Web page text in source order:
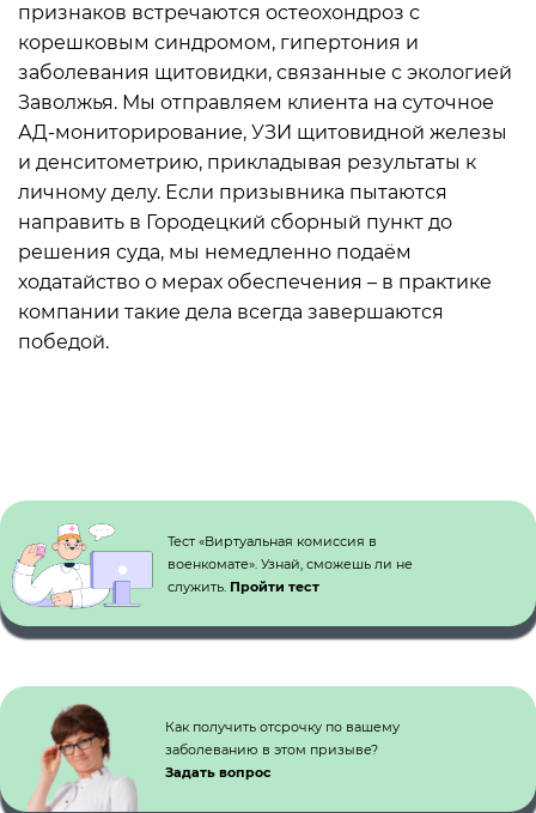
признаков встречаются остеохондроз с
корешковым синдромом, гипертония и
заболевания щитовидки, связанные с экологией
Заволжья. Мы отправляем клиента на суточное
АД-мониторирование, УЗИ щитовидной железы
и денситометрию, прикладывая результаты к
личному делу. Если призывника пытаются
направить в Городецкий сборный пункт до
решения суда, мы немедленно подаём
ходатайство о мерах обеспечения – в практике
компании такие дела всегда завершаются
победой.
Тест «Виртуальная комиссия в
военкомате». Узнай, сможешь ли не
служить. Пройти тест
Как получить отсрочку по вашему
заболеванию в этом призыве?
Задать вопрос